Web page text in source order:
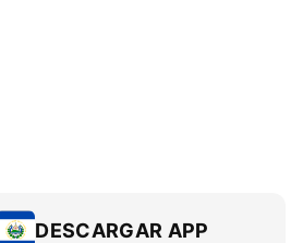
DESCARGAR APP